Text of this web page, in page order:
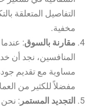
التفاصيل المتعلقة
مخفية.
مقارنة بالسوق:
المنافسين، نجد أن
مساوية مع تقديم
مفضلاً للكثير من
التجديد المستمر :